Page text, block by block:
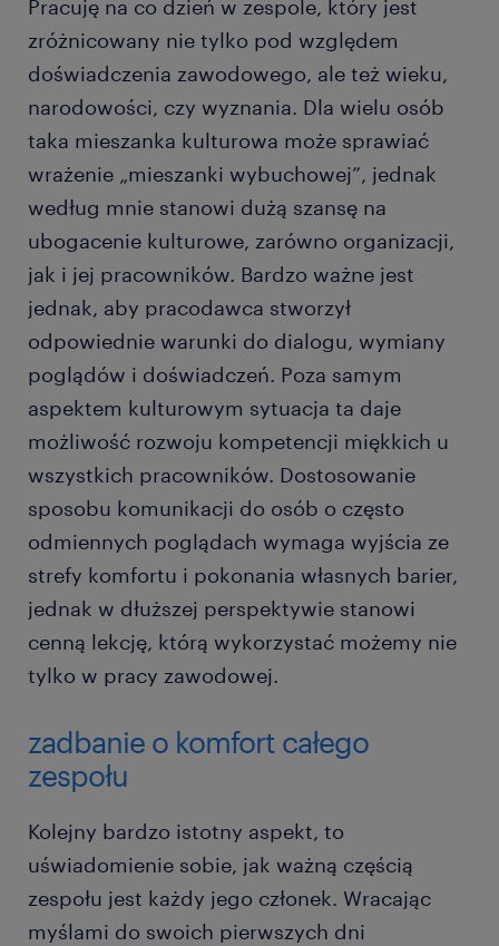
Pracuję na co dzień w zespole, który jest
zróżnicowany nie tylko pod względem
doświadczenia zawodowego, ale też wieku,
narodowości, czy wyznania. Dla wielu osób
taka mieszanka kulturowa może sprawiać
wrażenie „mieszanki wybuchowej”, jednak
według mnie stanowi dużą szansę na
ubogacenie kulturowe, zarówno organizacji,
jak i jej pracowników. Bardzo ważne jest
jednak, aby pracodawca stworzył
odpowiednie warunki do dialogu, wymiany
poglądów i doświadczeń. Poza samym
aspektem kulturowym sytuacja ta daje
możliwość rozwoju kompetencji miękkich u
wszystkich pracowników. Dostosowanie
sposobu komunikacji do osób o często
odmiennych poglądach wymaga wyjścia ze
strefy komfortu i pokonania własnych barier,
jednak w dłuższej perspektywie stanowi
cenną lekcję, którą wykorzystać możemy nie
tylko w pracy zawodowej.
zadbanie o komfort całego
zespołu
Kolejny bardzo istotny aspekt, to
uświadomienie sobie, jak ważną częścią
zespołu jest każdy jego członek. Wracając
myślami do swoich pierwszych dni